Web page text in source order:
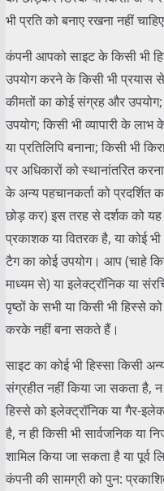
भी प्रति को बनाए रखना नहीं
कंपनी आपको साइट के किसी भी
उपयोग करने के किसी भी प्रयास से
कीमतों का कोई संग्रह और उपयोग;
उपयोग; किसी भी व्यापारी के
या प्रतिलिपि बनाना; किसी भी
पर अधिकारों को स्थानांतरित
के अन्य पहचानकर्ता को
छोड़ कर) इस तरह से दर्शक को यह
प्रकाशक या वितरक है, या कोई
टैग का कोई उपयोग। आप (चाहे
माध्यम से) या इलेक्ट्रॉनिक या
पृष्ठों के सभी या किसी भी हिस्से
करके नहीं बना सकते हैं।
साइट का कोई भी हिस्सा किसी
संग्रहीत नहीं किया जा सकता है,
हिस्से को इलेक्ट्रॉनिक या गैर-
है, न ही किसी भी सार्वजनिक या
शामिल किया जा सकता है या पूर्व
कंपनी की सामग्री को पुन: